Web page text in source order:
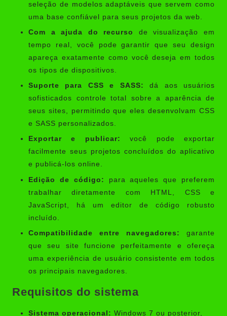
seleção de modelos adaptáveis ​​que servem como
uma base confiável para seus projetos da web.
Com a ajuda do recurso
de visualização em
tempo real, você pode garantir que seu design
apareça exatamente como você deseja em todos
os tipos de dispositivos.
Suporte para CSS e SASS:
dá aos usuários
sofisticados controle total sobre a aparência de
seus sites, permitindo que eles desenvolvam CSS
e SASS personalizados.
Exportar e publicar:
você pode exportar
facilmente seus projetos concluídos do aplicativo
e publicá-los online.
Edição de código:
para aqueles que preferem
trabalhar diretamente com HTML, CSS e
JavaScript, há um editor de código robusto
incluído.
Compatibilidade entre navegadores:
garante
que seu site funcione perfeitamente e ofereça
uma experiência de usuário consistente em todos
os principais navegadores.
Requisitos do sistema
Sistema operacional: Windows 7 ou posterior,